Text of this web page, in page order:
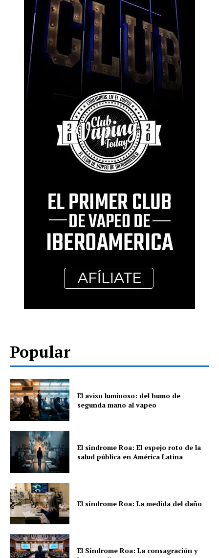
Popular
El aviso luminoso: del humo de
segunda mano al vapeo
El síndrome Roa: El espejo roto de la
salud pública en América Latina
El síndrome Roa: La medida del daño
El Síndrome Roa: La consagración y